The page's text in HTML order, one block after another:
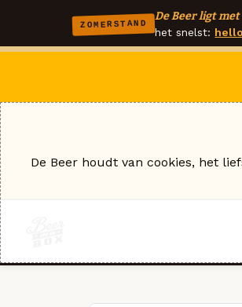
ZOMERSTAND
De Beer ligt
het snelst:
De Beer houdt van cookies, het